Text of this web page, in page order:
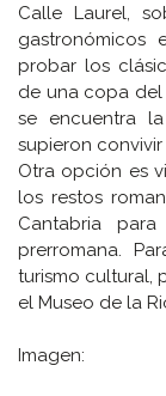
Calle Laurel,
gastronómicos
probar los
de una copa del
se encuentra
supieron convivir
Otra opción es
los restos
Cantabria
prerromana.
turismo cultural,
el Museo de la
Imagen: